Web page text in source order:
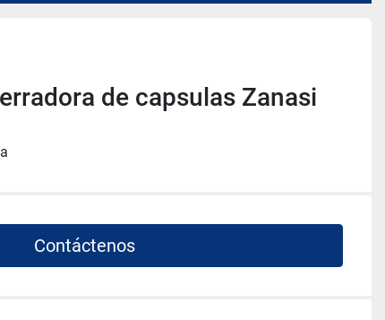
de capsulas Zanasi
Contáctenos